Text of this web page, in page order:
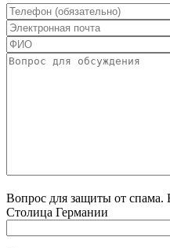
Вопрос для защиты от спама.
Столица Германии